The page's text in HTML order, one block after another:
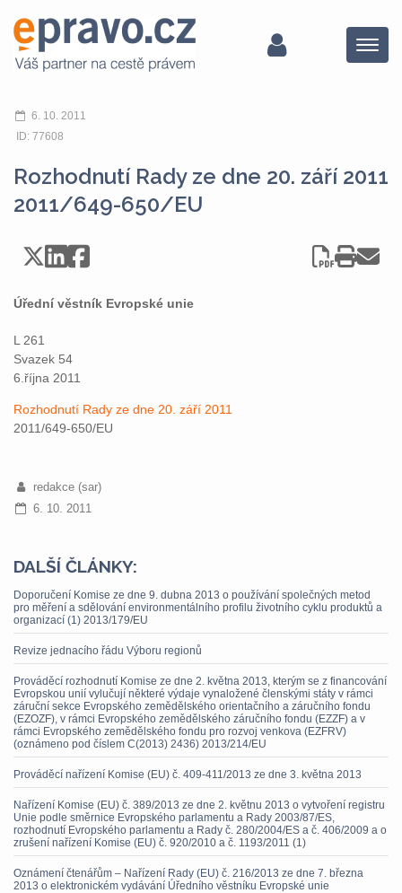
Menu
6. 10. 2011
ID: 77608
Rozhodnutí Rady ze dne 20. září 2011
2011/649-650/EU
Úřední věstník Evropské unie
L 261
Svazek 54
6.října 2011
Rozhodnutí Rady ze dne 20. září 2011
2011/649-650/EU
redakce (sar)
6. 10. 2011
DALŠÍ ČLÁNKY:
Doporučení Komise ze dne 9. dubna 2013 o používání společných metod
pro měření a sdělování environmentálního profilu životního cyklu produktů a
organizací (1) 2013/179/EU
Revize jednacího řádu Výboru regionů
Prováděcí rozhodnutí Komise ze dne 2. května 2013, kterým se z financování
Evropskou unií vylučují některé výdaje vynaložené členskými státy v rámci
záruční sekce Evropského zemědělského orientačního a záručního fondu
(EZOZF), v rámci Evropského zemědělského záručního fondu (EZZF) a v
rámci Evropského zemědělského fondu pro rozvoj venkova (EZFRV)
(oznámeno pod číslem C(2013) 2436) 2013/214/EU
Prováděcí nařízení Komise (EU) č. 409-411/2013 ze dne 3. května 2013
Nařízení Komise (EU) č. 389/2013 ze dne 2. květnu 2013 o vytvoření registru
Unie podle směrnice Evropského parlamentu a Rady 2003/87/ES,
rozhodnutí Evropského parlamentu a Rady č. 280/2004/ES a č. 406/2009 a o
zrušení nařízení Komise (EU) č. 920/2010 a č. 1193/2011 (1)
Oznámení čtenářům – Nařízení Rady (EU) č. 216/2013 ze dne 7. března
2013 o elektronickém vydávání Úředního věstníku Evropské unie